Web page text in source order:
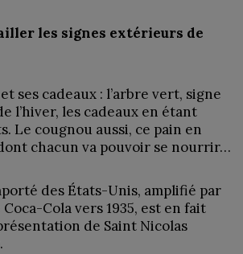
les signes extérieurs de
ses cadeaux : l’arbre vert, signe
l’hiver, les cadeaux en étant
Le cougnou aussi, ce pain en
chacun va pouvoir se nourrir…
des États-Unis, amplifié par
Cola vers 1935, est en fait
de Saint Nicolas